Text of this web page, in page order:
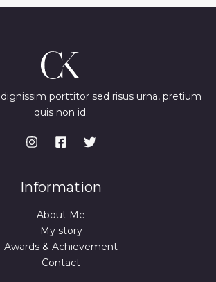
porttitor sed risus urna, pretium
quis non id.
Information
About Me
My story
Awards & Achievement
Contact